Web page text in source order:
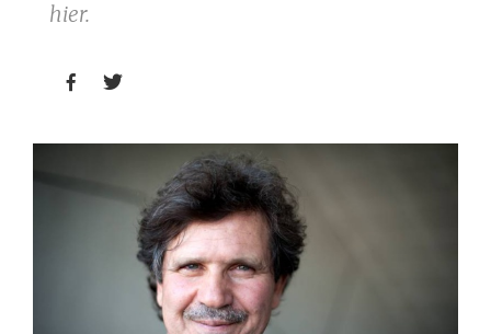
hier.
 